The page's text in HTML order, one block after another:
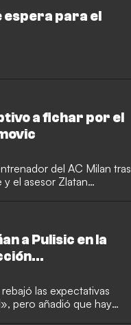
espera para el
a fichar por el
del AC Milan tras
el asesor Zlatan
el Fulham
a Pulisic en la
las expectativas
pero añadió que hay
Estados